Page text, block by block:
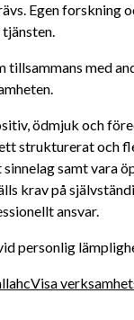
Egen forskning
med
ödmjuk och
strukturerat och
samt vara
krav på
ansvar.
personlig
Visa